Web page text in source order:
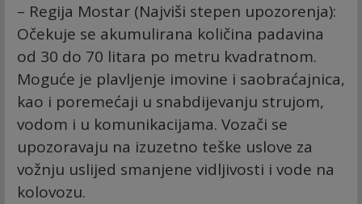
– Regija Mostar (Najviši stepen upozorenja):
Očekuje se akumulirana količina padavina
od 30 do 70 litara po metru kvadratnom.
Moguće je plavljenje imovine i saobraćajnica,
kao i poremećaji u snabdijevanju strujom,
vodom i u komunikacijama. Vozači se
upozoravaju na izuzetno teške uslove za
vožnju uslijed smanjene vidljivosti i vode na
kolovozu.